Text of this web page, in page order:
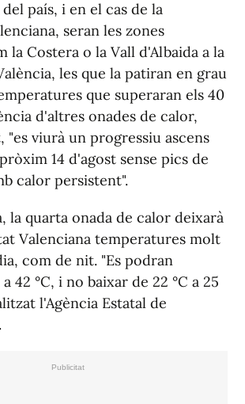
país, i en el cas de la
seran les zones
la Costera o la Vall d'Albaida a la
les que la patiran en grau
que superaran els 40
d'altres onades de calor,
"es viurà un progressiu ascens
14 d'agost sense pics de
calor persistent".
la quarta onada de calor deixarà
Valenciana temperatures molt
com de nit. "Es podran
42 °C, i no baixar de 22 °C a 25
l'Agència Estatal de